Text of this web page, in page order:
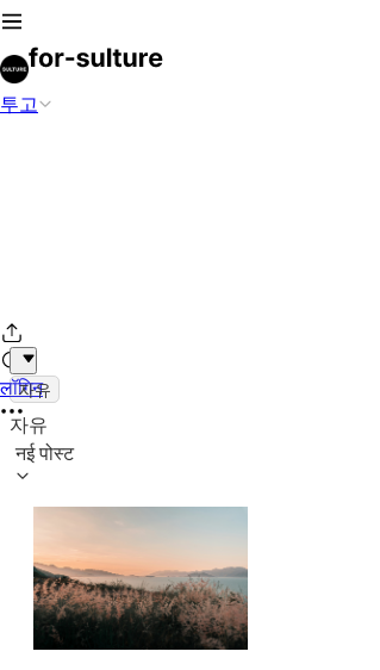
투고
लॉगिन
자유
자유
नई पोस्ट